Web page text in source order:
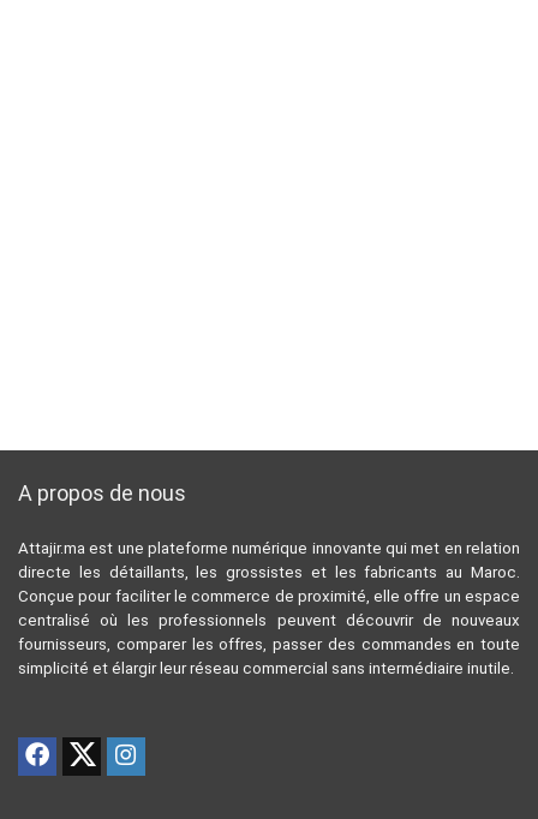
A propos de nous
Attajir.ma est une plateforme numérique innovante qui met en relation
directe les détaillants, les grossistes et les fabricants au Maroc.
Conçue pour faciliter le commerce de proximité, elle offre un espace
centralisé où les professionnels peuvent découvrir de nouveaux
fournisseurs, comparer les offres, passer des commandes en toute
simplicité et élargir leur réseau commercial sans intermédiaire inutile.